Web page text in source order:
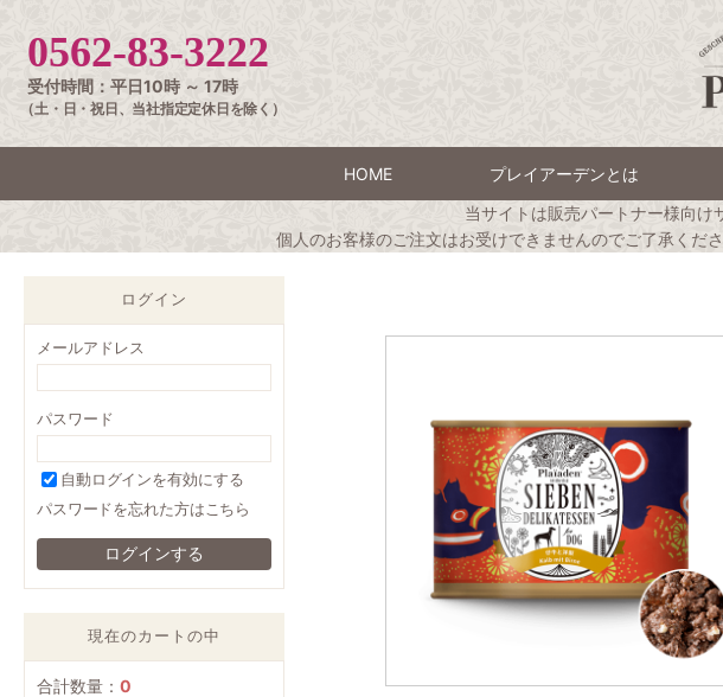
0562-83-3222
受付時間：平日10時 ～ 17時
（土・日・祝日、当社指定定休日を除く）
HOME プレイアーデンとは
当サイトは販売パートナー様向け
個人のお客様のご注文はお受けできませんのでご了承くだ
ログイン
メールアドレス
パスワード
自動ログインを有効にする
パスワードを忘れた方はこちら
現在のカートの中
合計数量： 0